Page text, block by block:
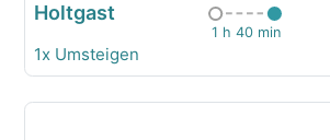
Holtgast
1 h 40 min
1x Umsteigen